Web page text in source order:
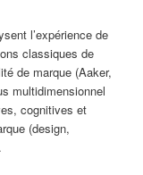
l’expérience de
classiques de
de marque (Aaker,
multidimensionnel
cognitives et
(design,